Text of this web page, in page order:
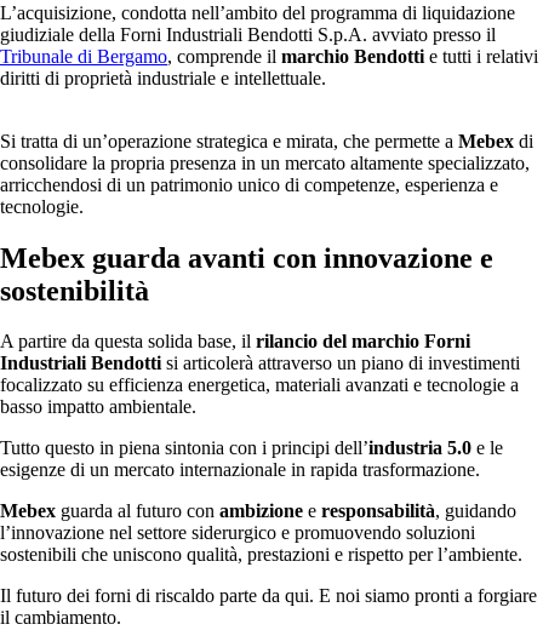
L’acquisizione, condotta nell’ambito del programma di liquidazione
giudiziale della Forni Industriali Bendotti S.p.A. avviato presso il
Tribunale di Bergamo, comprende il marchio Bendotti e tutti i relativi
diritti di proprietà industriale e intellettuale.
Si tratta di un’operazione strategica e mirata, che permette a Mebex di
consolidare la propria presenza in un mercato altamente specializzato,
arricchendosi di un patrimonio unico di competenze, esperienza e
tecnologie.
Mebex guarda avanti con innovazione e
sostenibilità
A partire da questa solida base, il rilancio del marchio Forni
Industriali Bendottisi articolerà attraverso un piano di investimenti
focalizzato su efficienza energetica, materiali avanzati e tecnologie a
basso impatto ambientale.
Tutto questo in piena sintonia con i principi dell’industria 5.0 e le
esigenze di un mercato internazionale in rapida trasformazione.
Mebex guarda al futuro con ambizione e responsabilità, guidando
l’innovazione nel settore siderurgico e promuovendo soluzioni
sostenibili che uniscono qualità, prestazioni e rispetto per l’ambiente.
Il futuro dei forni di riscaldo parte da qui. E noi siamo pronti a forgiare
il cambiamento.